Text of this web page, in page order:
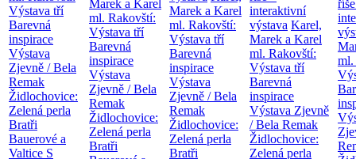
Výstava tří
Barevná
inspirace
Výstava
Zjevně / Bela
Remak
Židlochovice:
Zelená perla
Bratři
Bauerové a
Valtice S
Marek a Karel
ml. Rakovští:
Výstava tří
Barevná
inspirace
Výstava
Zjevně / Bela
Remak
Židlochovice:
Zelená perla
Bratři
Marek a Karel
ml. Rakovští:
Výstava tří
Barevná
inspirace
Výstava
Zjevně / Bela
Remak
Židlochovice:
Zelená perla
Bratři
interaktivní
výstava Karel,
Marek a Karel
ml. Rakovští:
Výstava tří
Barevná
inspirace
Výstava Zjevně
/ Bela Remak
Židlochovice:
Zelená perla
ml.